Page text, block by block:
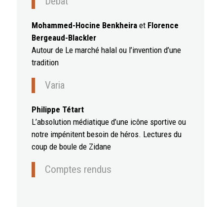
Mohammed-Hocine Benkheira etFlorence
Bergeaud-Blackler
Autour de Le marché halal ou l’invention d’une
tradition
Varia
Philippe Tétart
L’absolution médiatique d’une icône sportive ou
notre impénitent besoin de héros. Lectures du
coup de boule de Zidane
Comptes rendus